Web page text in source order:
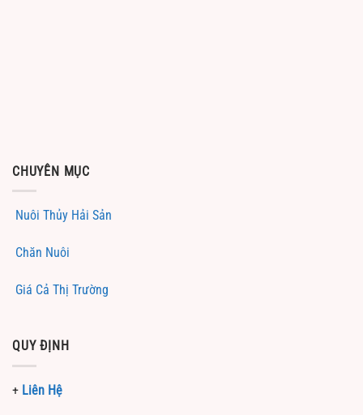
CHUYÊN MỤC
Nuôi Thủy Hải Sản
Chăn Nuôi
Giá Cả Thị Trường
QUY ĐỊNH
+ Liên Hệ